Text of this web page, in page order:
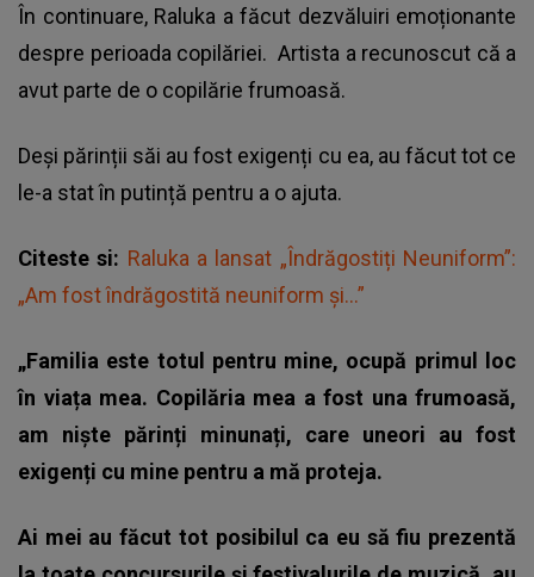
În continuare, Raluka a făcut dezvăluiri emoționante
despre perioada copilăriei. Artista a recunoscut că a
avut parte de o copilărie frumoasă.
Deși părinții săi au fost exigenți cu ea, au făcut tot ce
le-a stat în putință pentru a o ajuta.
Citeste si: Raluka a lansat „Îndrăgostiți Neuniform”:
„Am fost îndrăgostită neuniform și...”
„Familia este totul pentru mine, ocupă primul loc
în viața mea. Copilăria mea a fost una frumoasă,
am niște părinți minunați, care uneori au fost
exigenți cu mine pentru a mă proteja.
Ai mei au făcut tot posibilul ca eu să fiu prezentă